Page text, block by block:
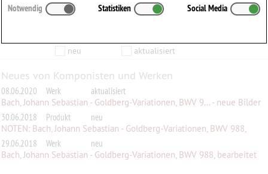
aktualisiert wurden…
Anzeigen
neu
aktualisiert
Neues von Komponisten und Werken
08.06.2020 Werk
aktualisiert
Bach, Johann Sebastian - Goldberg-Variationen, BWV 9... - neue Bilder
30.06.2018
Produkt
neu
NOTEN: Bach, Johann Sebastian - Goldberg-Variationen, BWV 988,
bearbei...
29.06.2018 Werk
neu
Bach, Johann Sebastian - Goldberg-Variationen, BWV 988, bearbeitet
Notwendig Statistiken Social Media